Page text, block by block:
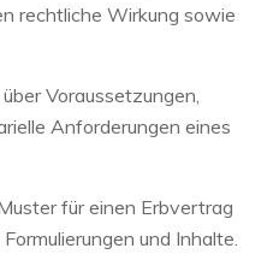
rechtliche Wirkung sowie
Voraussetzungen,
Anforderungen eines
für einen Erbvertrag
und Inhalte.